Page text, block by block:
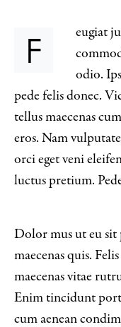
F
eugiat
odio.
pede felis donec.
tellus maecenas
eros. Nam
orci eget veni
luctus pretium.
Dolor mus ut eu sit
maecenas quis.
maecenas vitae
Enim tincidunt
cum aenean